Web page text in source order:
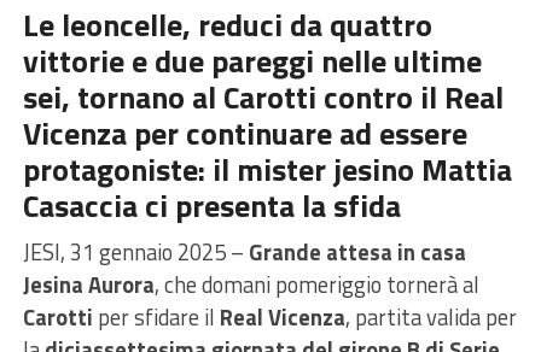
Le leoncelle, reduci da quattro
vittorie e due pareggi nelle ultime
sei, tornano al Carotti contro il Real
Vicenza per continuare ad essere
protagoniste: il mister jesino Mattia
Casaccia ci presenta la sfida
JESI, 31 gennaio 2025 – Grande attesa in casa
Jesina Aurora, che domani pomeriggio tornerà al
Carotti per sfidare il Real Vicenza, partita valida per